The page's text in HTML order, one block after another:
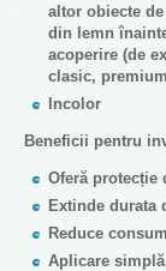
altor obiecte
din lemn
acoperire (de
clasic,
Incolor
Beneficii pentru
Oferă
Extinde durata
Reduce
Aplicare